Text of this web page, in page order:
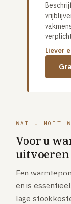
Subsidie-checker
Over onsLiever
WAT U MOET
Voor u
uitvoeren
Een
en is
lage